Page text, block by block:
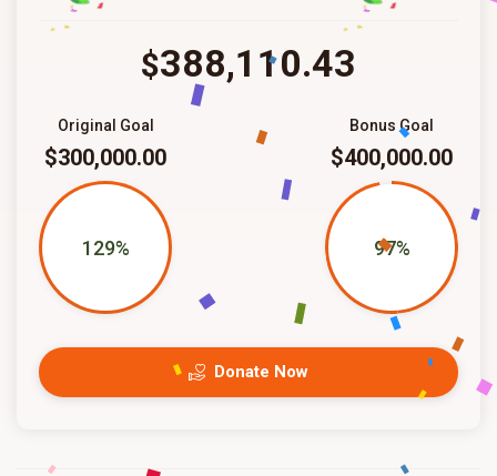
$388,110.43
Bonus Goal
$400,000.00
97%
Original Goal
$300,000.00
129%
Donate Now